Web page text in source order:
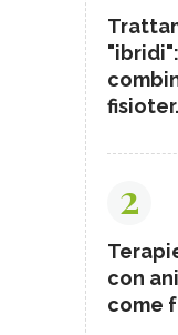
"ibridi":
2
con
come